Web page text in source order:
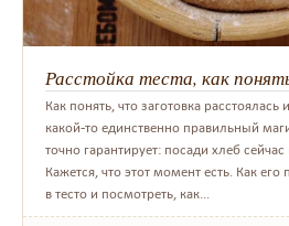
Расстойка теста, как
Как понять, что заготовка расстоялась
какой-то единственно правильный
точно гарантирует: посади хлеб
Кажется, что этот момент есть. Как его
в тесто и посмотреть, как...